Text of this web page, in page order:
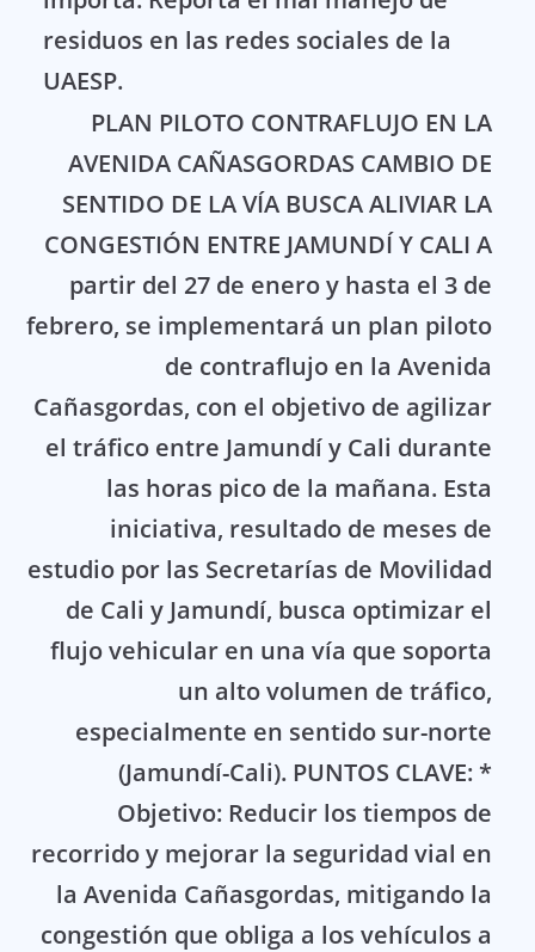
residuos en las redes sociales de la
UAESP.
PLAN PILOTO CONTRAFLUJO EN LA
AVENIDA CAÑASGORDAS CAMBIO DE
SENTIDO DE LA VÍA BUSCA ALIVIAR LA
CONGESTIÓN ENTRE JAMUNDÍ Y CALI A
partir del 27 de enero y hasta el 3 de
febrero, se implementará un plan piloto
de contraflujo en la Avenida
Cañasgordas, con el objetivo de agilizar
el tráfico entre Jamundí y Cali durante
las horas pico de la mañana. Esta
iniciativa, resultado de meses de
estudio por las Secretarías de Movilidad
de Cali y Jamundí, busca optimizar el
flujo vehicular en una vía que soporta
un alto volumen de tráfico,
especialmente en sentido sur-norte
(Jamundí-Cali). PUNTOS CLAVE: *
Objetivo: Reducir los tiempos de
recorrido y mejorar la seguridad vial en
la Avenida Cañasgordas, mitigando la
congestión que obliga a los vehículos a